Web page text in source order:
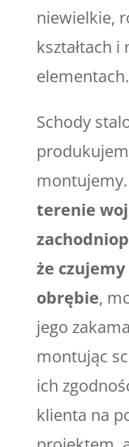
niewielkie,
kształtach
elementach.
Schody
montujemy.
terenie
że
obrębie,
jego
montując
ich
klienta na